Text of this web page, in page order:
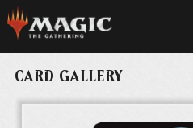
CARD GALLERY